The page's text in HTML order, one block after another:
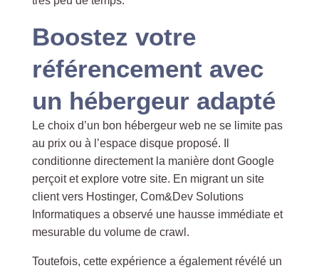
Boostez votre
référencement avec
un hébergeur adapté
Le choix d’un bon hébergeur web ne se limite pas
au prix ou à l’espace disque proposé. Il
conditionne directement la manière dont Google
perçoit et explore votre site. En migrant un site
client vers Hostinger, Com&Dev Solutions
Informatiques a observé une hausse immédiate et
mesurable du volume de crawl.
Toutefois, cette expérience a également révélé un